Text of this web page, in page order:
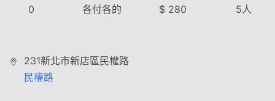
0 各付各的 $ 280 5人
231新北市新店區民權路
民權路